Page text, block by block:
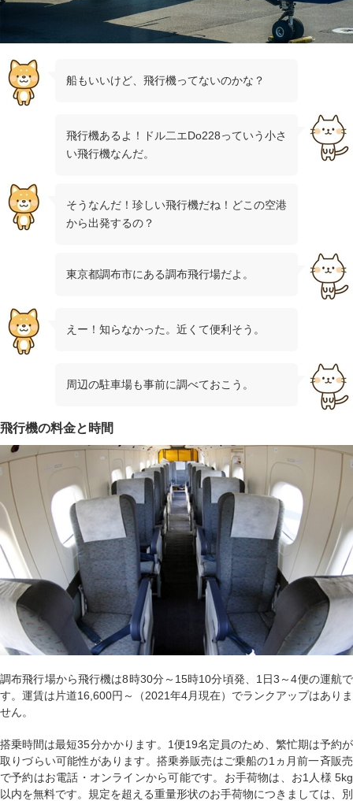
船もいいけど、飛行機ってないのかな？
飛行機あるよ！ドル二エDo228っていう小さ
い飛行機なんだ。
そうなんだ！珍しい飛行機だね！どこの空港
から出発するの？
東京都調布市にある調布飛行場だよ。
えー！知らなかった。近くて便利そう。
周辺の駐車場も事前に調べておこう。
飛行機の料金と時間
調布飛行場から飛行機は8時30分～15時10分頃発、1日3～4便の運航で
す。運賃は片道16,600円～（2021年4月現在）でランクアップはありま
せん。
搭乗時間は最短35分かかります。1便19名定員のため、繁忙期は予約が
取りづらい可能性があります。搭乗券販売はご乗船の1ヵ月前一斉販売
で予約はお電話・オンラインから可能です。お手荷物は、お1人様 5kg
以内を無料です。規定を超える重量形状のお手荷物につきましては、別